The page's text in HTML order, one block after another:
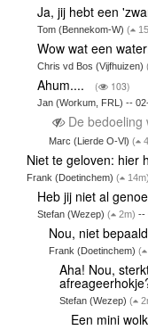
Ja, jij hebt een
Tom (Bennekom-W)(
Wow wat een
Chris vd Bos (Vijfhuizen)
Ahum.... ( 103)
Jan (Workum, FRL) --
De bedoeling
Marc (Lierde O-Vl) (
Niet te geloven: hier
Frank (Doetinchem) ( 14m)
Heb jij niet al
Stefan (Wezep)( 2m) --
Nou, niet
Frank (Doetinchem) (
Aha! Nou,
Stefan (Wezep)(
Een mini